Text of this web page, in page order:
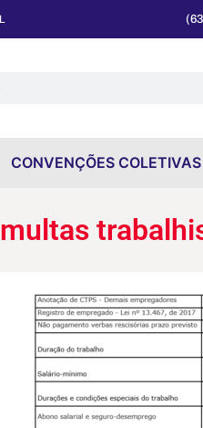
CONVENÇÕES COLETIVAS